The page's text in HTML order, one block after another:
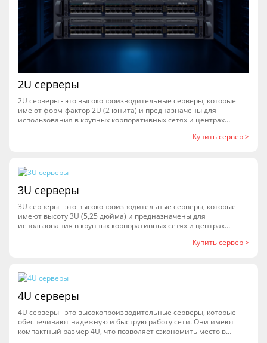
2U серверы
2U серверы - это высокопроизводительные серверы, которые
имеют форм-фактор 2U (2 юнита) и предназначены для
использования в крупных корпоративных сетях и центрах
большим объемом оперативной памяти и множеством слотов
производительность, что позволяет эффективно обрабатывать
большие объемы данных и обеспечивать бесперебойную
работу бизнес-приложений.
Купить сервер >
3U серверы
3U серверы - это высокопроизводительные серверы, которые
имеют высоту 3U (5,25 дюйма) и предназначены для
использования в крупных корпоративных сетях и центрах
большим объемом оперативной памяти и множеством слотов
производительность и надежность, что делает их идеальным
выбором для работы с крупными объемами данных и
выполнения сложных задач.
Купить сервер >
4U серверы
4U серверы - это высокопроизводительные серверы, которые
обеспечивают надежную и быструю работу сети. Они имеют
компактный размер 4U, что позволяет сэкономить место в